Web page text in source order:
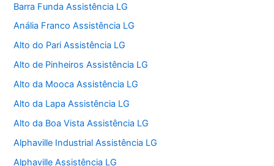
Barra Funda Assistência LG
Anália Franco Assistência LG
Alto do Pari Assistência LG
Alto de Pinheiros Assistência LG
Alto da Mooca Assistência LG
Alto da Lapa Assistência LG
Alto da Boa Vista Assistência LG
Alphaville Industrial Assistência LG
Alphaville Assistência LG